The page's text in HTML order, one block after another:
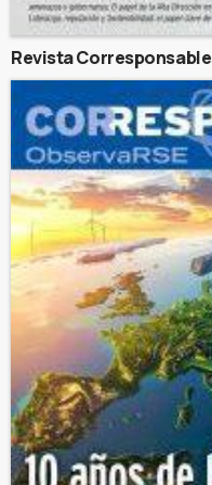
Revista